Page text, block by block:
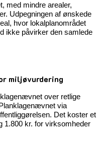
med mindre arealer,
Udpegningen af ønskede
hvor lokalplanområdet
ikke påvirker den samlede
miljøvurdering
over retlige
via
Det koster et
1.800 kr. for virksomheder